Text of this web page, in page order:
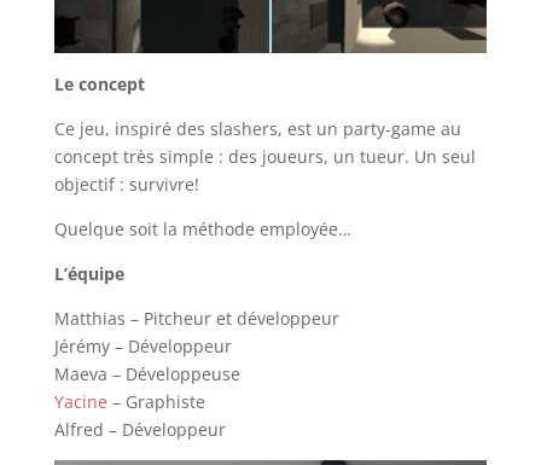
Le concept
Ce jeu, inspiré des slashers, est un party-game au
concept très simple : des joueurs, un tueur. Un seul
objectif : survivre!
Quelque soit la méthode employée…
L’équipe
Matthias – Pitcheur et développeur
Jérémy – Développeur
Maeva – Développeuse
Yacine – Graphiste
Alfred – Développeur